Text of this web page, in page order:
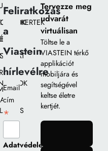
Feliratkozás
a
Viastein
hírlevélre
Email
cím
*
Adatvédelem
Tervezze meg
udvarát
virtuálisan
Töltse le a
VIASTEIN térkő
applikációt
mobiljára és
segítségével
keltse életre
kertjét.